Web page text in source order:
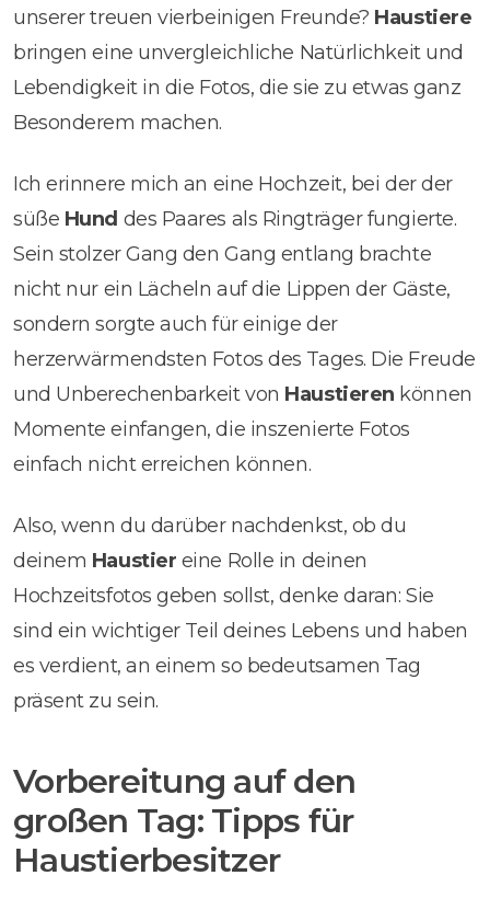
unserer treuen vierbeinigen Freunde? Haustiere
bringen eine unvergleichliche Natürlichkeit und
Lebendigkeit in die Fotos, die sie zu etwas ganz
Besonderem machen.
Ich erinnere mich an eine Hochzeit, bei der der
süße Hund des Paares als Ringträger fungierte.
Sein stolzer Gang den Gang entlang brachte
nicht nur ein Lächeln auf die Lippen der Gäste,
sondern sorgte auch für einige der
herzerwärmendsten Fotos des Tages. Die Freude
und Unberechenbarkeit von Haustieren können
Momente einfangen, die inszenierte Fotos
einfach nicht erreichen können.
Also, wenn du darüber nachdenkst, ob du
deinem Haustier eine Rolle in deinen
Hochzeitsfotos geben sollst, denke daran: Sie
sind ein wichtiger Teil deines Lebens und haben
es verdient, an einem so bedeutsamen Tag
präsent zu sein.
Vorbereitung auf den
großen Tag: Tipps für
Haustierbesitzer